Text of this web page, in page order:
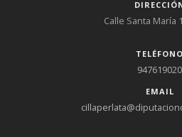
Calle Santa María
TELÉFONO
947619020
EMAIL